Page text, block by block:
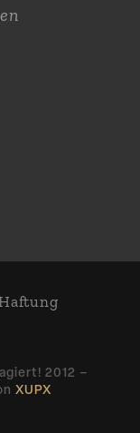
2012 –
XUPX